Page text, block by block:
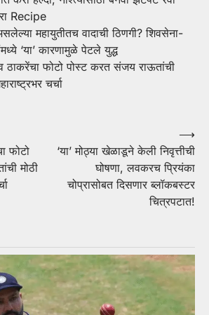
Recipe
महायुतीतच वादाची ठिणगी? शिवसेना-
‘या’ कारणामुळे पेटले युद्ध
ठाकरेंचा फोटो पोस्ट करत संजय राऊतांची
चर्चा
फोटो
मोठी
‘या’ मोठ्या खेळाडूने केली निवृत्तीची
घोषणा, लवकरच प्रियंका
चोप्रासोबत दिसणार ब्लॉकबस्टर
चित्रपटात!
⟶